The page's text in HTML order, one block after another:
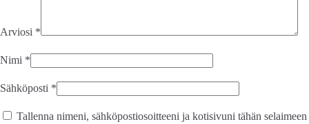
Arviosi *
Nimi *
Sähköposti *
Tallenna nimeni, sähköpostiosoitteeni ja kotisivuni tähän selaimeen